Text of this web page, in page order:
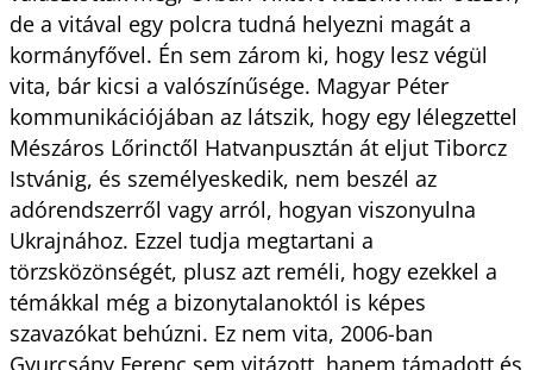
de a vitával egy polcra tudná helyezni magát a
kormányfővel. Én sem zárom ki, hogy lesz végül
vita, bár kicsi a valószínűsége. Magyar Péter
kommunikációjában az látszik, hogy egy lélegzettel
Mészáros Lőrinctől Hatvanpusztán át eljut Tiborcz
Istvánig, és személyeskedik, nem beszél az
adórendszerről vagy arról, hogyan viszonyulna
Ukrajnához. Ezzel tudja megtartani a
törzsközönségét, plusz azt reméli, hogy ezekkel a
témákkal még a bizonytalanoktól is képes
szavazókat behúzni. Ez nem vita, 2006-ban
Gyurcsány Ferenc sem vitázott, hanem támadott és